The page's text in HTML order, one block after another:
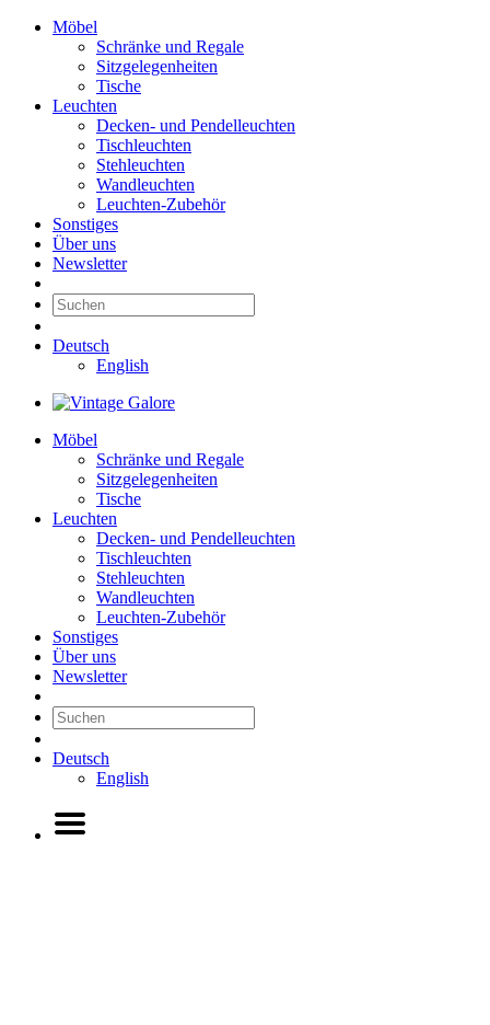
Möbel
Schränke und Regale
Sitzgelegenheiten
Tische
Leuchten
Decken- und Pendelleuchten
Tischleuchten
Stehleuchten
Wandleuchten
Leuchten-Zubehör
Sonstiges
Über uns
Newsletter
Deutsch
English
Möbel
Schränke und Regale
Sitzgelegenheiten
Tische
Leuchten
Decken- und Pendelleuchten
Tischleuchten
Stehleuchten
Wandleuchten
Leuchten-Zubehör
Sonstiges
Über uns
Newsletter
Deutsch
English